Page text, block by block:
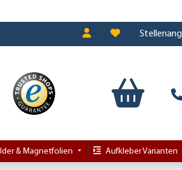
& Magnetfolien Aufkleber Varianten